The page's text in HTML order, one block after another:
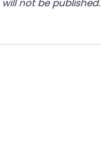
not be published.